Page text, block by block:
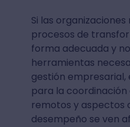
Si las
procesos de
forma adecuada y
herramientas
gestión
para la coordinación
remotos y aspectos
desempeño se ven